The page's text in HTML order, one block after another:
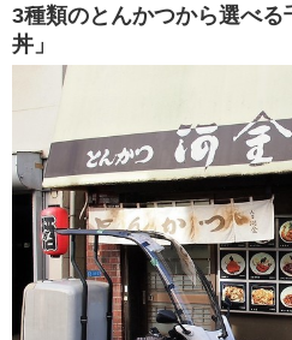
3種類のとんかつから選べ
丼」